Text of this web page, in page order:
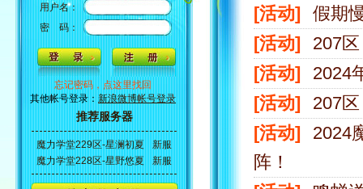
[活动] 假期
[活动]
207
[活动]
2024
[活动]
207
[活动]
2024
阵！
用户名：
密 码：
忘记密码，点这里找回
其他帐号登录： 新浪微博帐号登录
推荐服务器
魔力学堂229区-星澜初夏
新服
魔力学堂228区-星野悠夏
新服